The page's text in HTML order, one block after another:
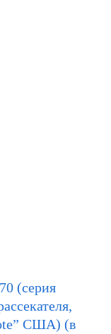
(серия
США) (в